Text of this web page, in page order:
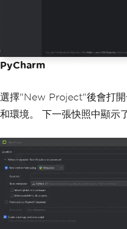
PyCharm
選擇"New Project"後會打開
和環境。 下一張快照中顯示